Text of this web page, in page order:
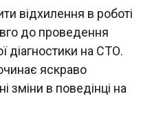
відхилення в роботі
до проведення
діагностики на СТО.
яскраво
зміни в поведінці на